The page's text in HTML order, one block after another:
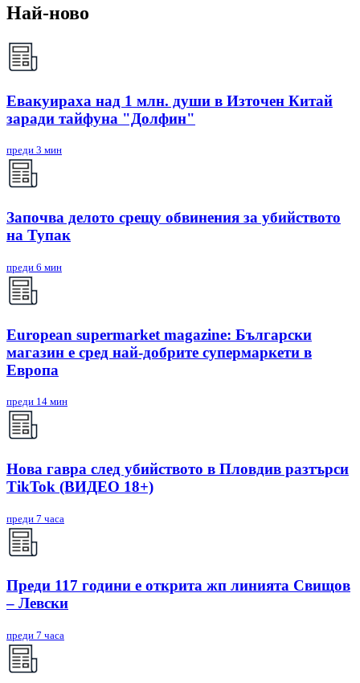
Най-ново
Евакуираха над 1 млн. души в Източен Китай
заради тайфуна "Долфин"
преди 3 мин
Започва делото срещу обвинения за убийството
на Тупак
преди 6 мин
European supermarket magazine: Български
магазин е сред най-добрите супермаркети в
Европа
преди 14 мин
Нова гавра след убийството в Пловдив разтърси
TikTok (ВИДЕО 18+)
преди 7 часа
Преди 117 години е открита жп линията Свищов
– Левски
преди 7 часа